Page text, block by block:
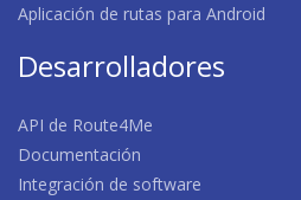
Aplicación de rutas para Android
Desarrolladores
API de Route4Me
Documentación
Integración de software